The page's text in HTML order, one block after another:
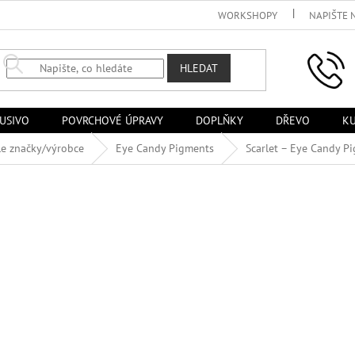
WORKSHOPY NAPIŠTE
HLEDAT
POVRCHOVÉ ÚPRAVY DOPLŇKY DŘEVO
značky/výrobce Eye Candy Pigments Scarlet – Eye Candy